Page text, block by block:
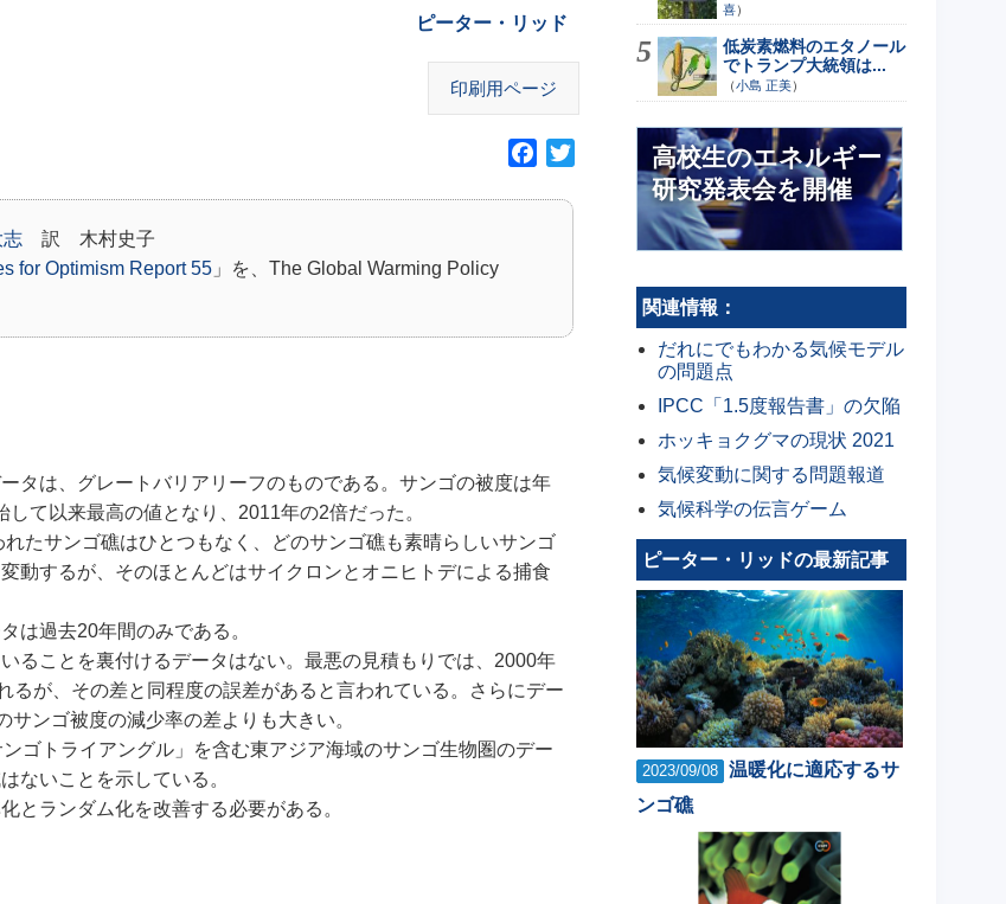
ピーター・リッド
印刷用ページ
志 訳 木村史子
for Optimism Report 55 」を、The Global Warming Policy
タは、グレートバリアリーフのものである。サンゴの被度は年
て以来最高の値となり、2011年の2倍だった。
たサンゴ礁はひとつもなく、どのサンゴ礁も素晴らしいサンゴ
動するが、そのほとんどはサイクロンとオニヒトデによる捕食
は過去20年間のみである。
ることを裏付けるデータはない。最悪の見積もりでは、2000年
が、その差と同程度の誤差があると言われている。さらにデー
ンゴ被度の減少率の差よりも大きい。
ゴトライアングル」を含む東アジア海域のサンゴ生物圏のデー
ないことを示している。
とランダム化を改善する必要がある。
喜）
低炭素燃料のエタノール
でトランプ大統領は...
（小島 正美）
高校生のエネルギー
研究発表会を開催
関連情報：
だれにでもわかる気候モデル
の問題点
IPCC「1.5度報告書」の欠陥
ホッキョクグマの現状 2021
気候変動に関する問題報道
気候科学の伝言ゲーム
ピーター・リッドの最新記事
2023/09/08 温暖化に適応するサ
ンゴ礁